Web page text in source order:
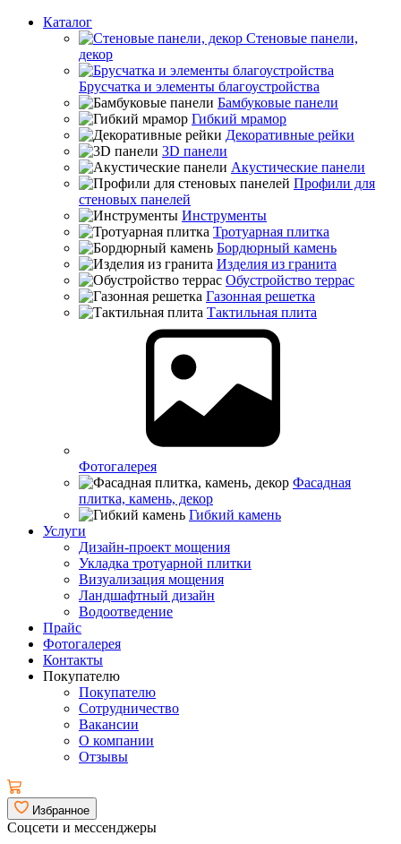
Каталог
Стеновые панели,
декор
Брусчатка и элементы благоустройства
Бамбуковые панели
Гибкий мрамор
Декоративные рейки
3D панели
Акустические панели
Профили для
стеновых панелей
Инструменты
Тротуарная плитка
Бордюрный камень
Изделия из гранита
Обустройство террас
Газонная решетка
Тактильная плита
Фотогалерея
Фасадная
плитка, камень, декор
Гибкий камень
Услуги
Дизайн-проект мощения
Укладка тротуарной плитки
Визуализация мощения
Ландшафтный дизайн
Водоотведение
Прайс
Фотогалерея
Контакты
Покупателю
Покупателю
Сотрудничество
Вакансии
О компании
Отзывы
Избранное
Соцсети и мессенджеры